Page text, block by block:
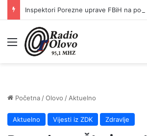
Meni
Početna /Olovo / Aktuelno
Aktuelno Vijesti iz ZDK Zdravlje